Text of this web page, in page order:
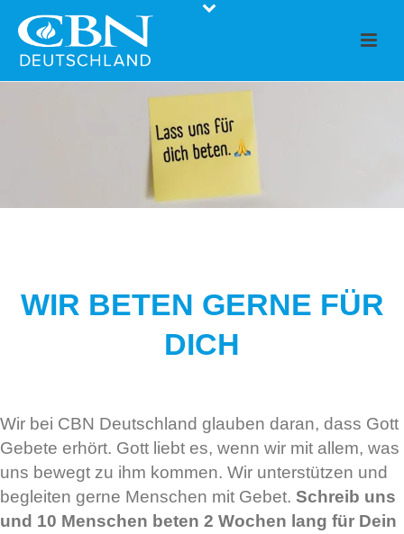
WIR BETEN GERNE FÜR
DICH
Wir bei CBN Deutschland glauben daran, dass Gott
Gebete erhört. Gott liebt es, wenn wir mit allem, was
uns bewegt zu ihm kommen. Wir unterstützen und
begleiten gerne Menschen mit Gebet. Schreib uns
und 10 Menschen beten 2 Wochen lang für Dein